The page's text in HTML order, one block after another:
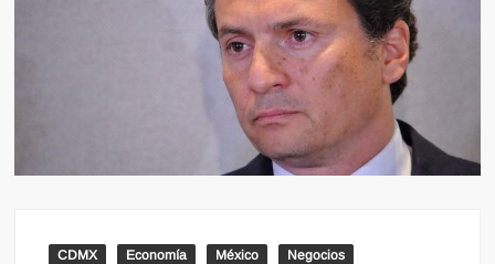
CDMX Economía México Negocios